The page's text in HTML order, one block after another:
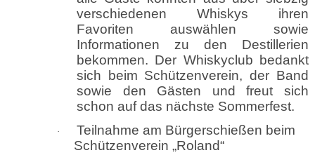
verschiedenen Whiskys ihren
Favoriten auswählen sowie
Informationen zu den Destillerien
bekommen. Der Whiskyclub bedankt
sich beim Schützenverein, der Band
sowie den Gästen und freut sich
schon auf das nächste Sommerfest.
·
Teilnahme am Bürgerschießen beim
Schützenverein „Roland“